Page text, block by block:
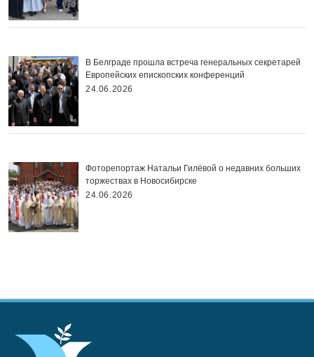
В Белграде прошла встреча генеральных секретарей
Европейских епископских конференций
24.06.2026
Фоторепортаж Натальи Гилёвой о недавних больших
торжествах в Новосибирске
24.06.2026